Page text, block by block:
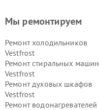
Мы ремонтируем
Ремонт холодильников
Vestfrost
Ремонт стиральных машин
Vestfrost
Ремонт духовых шкафов
Vestfrost
Ремонт водонагревателей